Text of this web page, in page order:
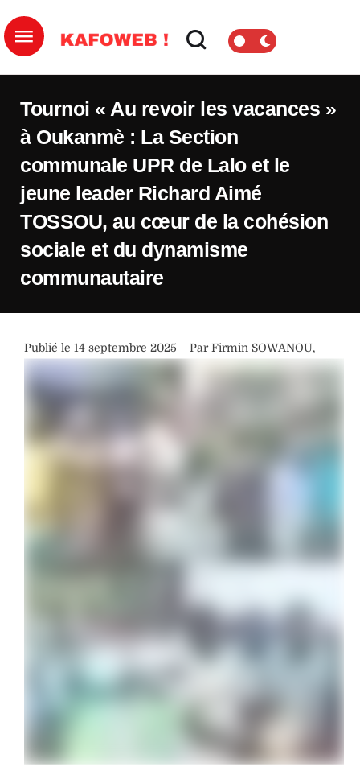
Tournoi « Au revoir les vacances »
à Oukanmè : La Section
communale UPR de Lalo et le
jeune leader Richard Aimé
TOSSOU, au cœur de la cohésion
sociale et du dynamisme
communautaire
Publié le 14 septembre 2025 Par Firmin SOWANOU,